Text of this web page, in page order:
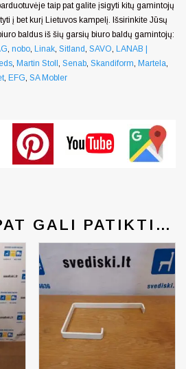
taip pat galite įsigyti kitų gamintojų
į bet kurį Lietuvos kampelį. Išsirinkite Jūsų
baldus iš šių garsių biuro baldų gamintojų:
, nobo, Linak, Sitland, SAVO, LANAB |
, Martin Stoll , Senab, Skandiform, Martela,
, EFG, SA Mobler
GALI PATIKTI…